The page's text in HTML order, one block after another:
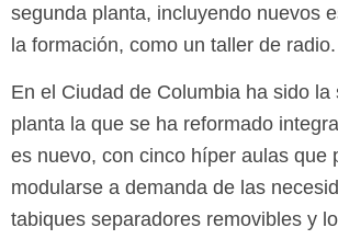
segunda planta, incluyendo nuevos
la formación, como un taller de radio.
En el Ciudad de Columbia ha sido la
planta la que se ha reformado
es nuevo, con cinco híper aulas que
modularse a demanda de las
tabiques separadores removibles y